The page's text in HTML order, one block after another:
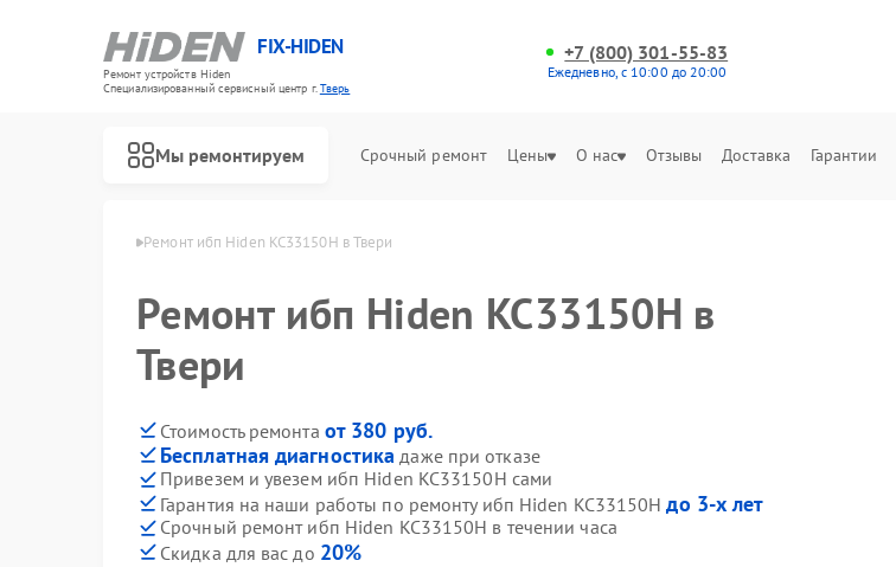
FIX-HIDEN
Ремонт устройств Hiden
Специализированный cервисный центр г.Тверь
+7 (800) 301-55-83
Ежедневно, с 10:00 до 20:00
Мы ремонтируем Срочный ремонт Цены О нас Отзывы Доставка Гарантии
ибп Hiden в Твери Ремонт ибп Hiden KC33150H в Твери
Ремонт ибп Hiden KC33150H в
Твери
Стоимость ремонта от 380 руб.
Бесплатная диагностика даже при отказе
Привезем и увезем ибп Hiden KC33150H сами
Гарантия на наши работы по ремонту ибп Hiden KC33150Hдо 3-х лет
Срочный ремонт ибп Hiden KC33150H в течении часа
Скидка для вас до 20%